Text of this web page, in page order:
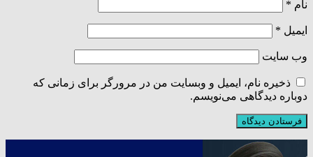
نام *
ایمیل *
وب‌ سایت
ذخیره نام، ایمیل و وبسایت من در مرورگر برای زمانی که
دوباره دیدگاهی می‌نویسم.